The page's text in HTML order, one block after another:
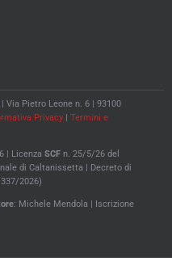
| Via Pietro Leone n. 6 | 93100
Privacy | Termini e
| Licenza SCF n. 25/5/26 del
di Caltanissetta | Decreto di
2026)
: Michele Mendola | Iscrizione